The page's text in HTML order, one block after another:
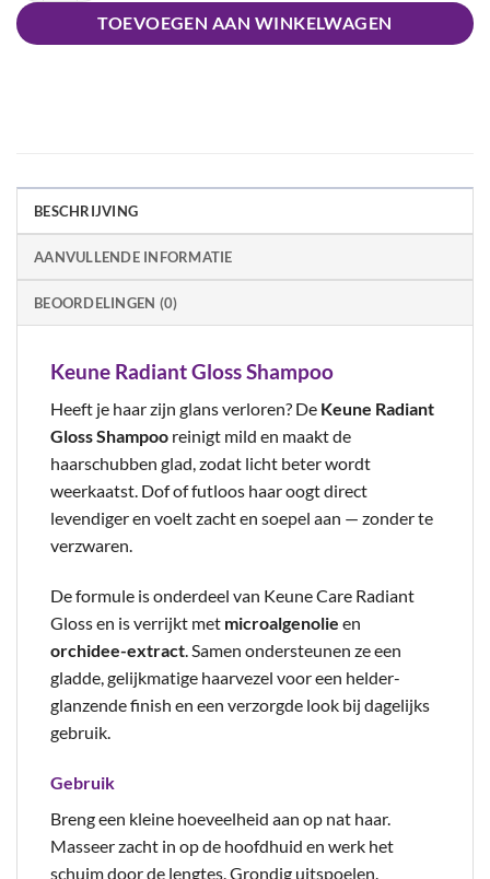
TOEVOEGEN AAN WINKELWAGEN
BESCHRIJVING
AANVULLENDE INFORMATIE
BEOORDELINGEN (0)
Keune Radiant Gloss Shampoo
Heeft je haar zijn glans verloren? De Keune Radiant
Gloss Shampoo reinigt mild en maakt de
haarschubben glad, zodat licht beter wordt
weerkaatst. Dof of futloos haar oogt direct
levendiger en voelt zacht en soepel aan — zonder te
verzwaren.
De formule is onderdeel van Keune Care Radiant
Gloss en is verrijkt met microalgenolie en
orchidee-extract. Samen ondersteunen ze een
gladde, gelijkmatige haarvezel voor een helder-
glanzende finish en een verzorgde look bij dagelijks
gebruik.
Gebruik
Breng een kleine hoeveelheid aan op nat haar.
Masseer zacht in op de hoofdhuid en werk het
schuim door de lengtes. Grondig uitspoelen.